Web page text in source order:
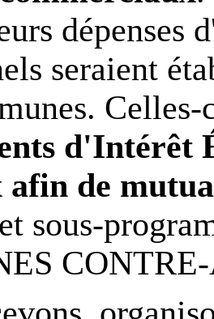
dépenses
seraient
d'Intérêt
afin de
sous-